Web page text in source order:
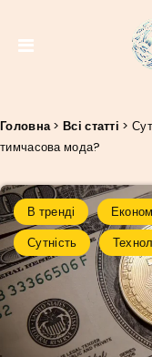
Головна>Всі статті >
тимчасова мода?
В тренді
Сутність